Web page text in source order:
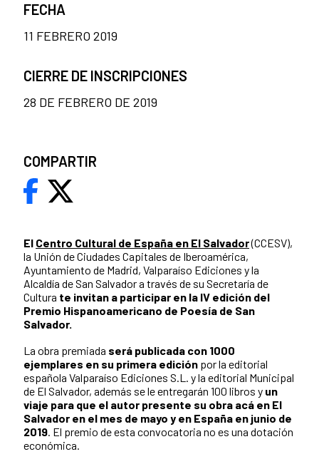
El Centro Cultural de España en El Salvador(CCESV),
la Unión de Ciudades Capitales de Iberoamérica,
Ayuntamiento de Madrid, Valparaíso Ediciones y la
Alcaldía de San Salvador a través de su Secretaría de
Cultura te invitan a participar en la IV edición del
Premio Hispanoamericano de Poesía de San
Salvador.
La obra premiada será publicada con 1000
ejemplares en su primera edición por la editorial
española Valparaíso Ediciones S.L. y la editorial Municipal
de El Salvador, además se le entregarán 100 libros y un
viaje para que el autor presente su obra acá en El
Salvador en el mes de mayo y en España en junio de
2019. El premio de esta convocatoria no es una dotación
económica.
FECHA
11 FEBRERO 2019
CIERRE DE INSCRIPCIONES
28 DE FEBRERO DE 2019
COMPARTIR